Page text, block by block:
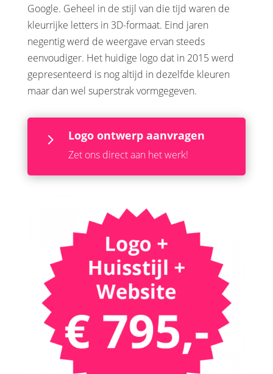
Google. Geheel in de stijl van die tijd waren de
kleurrijke letters in 3D-formaat. Eind jaren
negentig werd de weergave ervan steeds
eenvoudiger. Het huidige logo dat in 2015 werd
gepresenteerd is nog altijd in dezelfde kleuren
maar dan wel superstrak vormgegeven.
5 Logo ontwerp aanvragen
Zet ons direct aan het werk!